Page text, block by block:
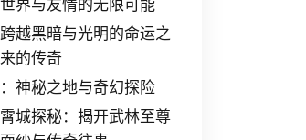
界与友情的无限可能
越黑暗与光明的命运之
的传奇
神秘之地与奇幻探险
城探秘：揭开武林至尊